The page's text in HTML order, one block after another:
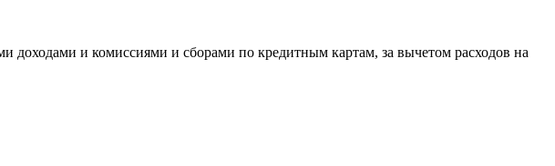
и комиссиями и сборами по кредитным картам, за вычетом расходов на